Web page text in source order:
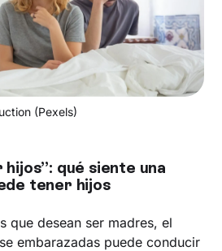
(Pexels)
qué siente una
tener hijos
que desean ser madres, el
embarazadas puede conducir